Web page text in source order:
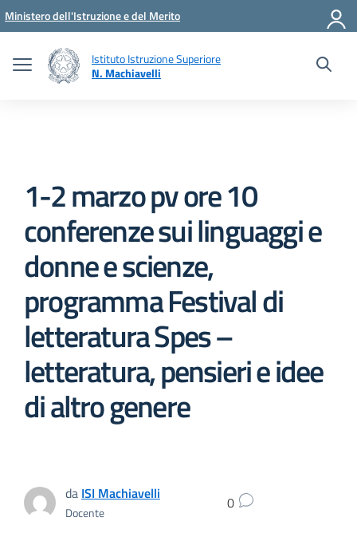
Vai ai contenuti
Vai al menu di navigazione
Vai al footer
Ministero dell'Istruzione e del Merito
Istituto Istruzione Superiore
N. Machiavelli
1-2 marzo pv ore 10
conferenze sui linguaggi e
donne e scienze,
programma Festival di
letteratura Spes –
letteratura, pensieri e idee
di altro genere
da ISI Machiavelli
Docente 0